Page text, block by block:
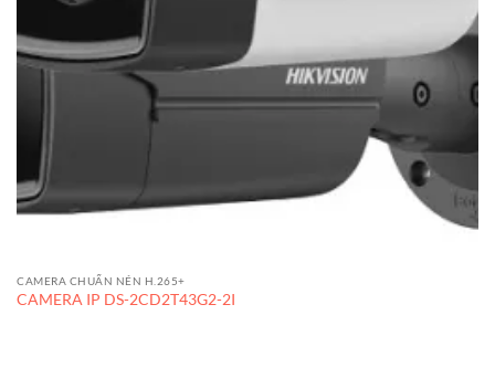
CAMERA CHUẨN NÉN H.265+
CAMERA IP DS-2CD2T43G2-2I